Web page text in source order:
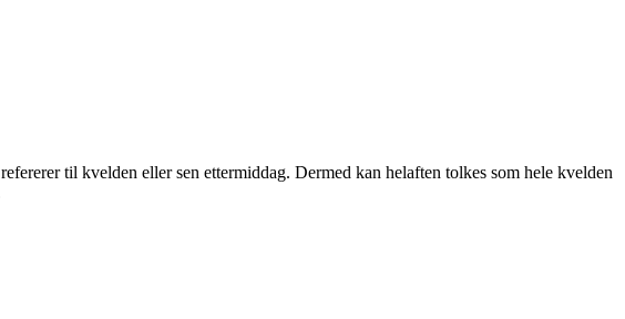
til kvelden eller sen ettermiddag. Dermed kan helaften tolkes som hele kvelden